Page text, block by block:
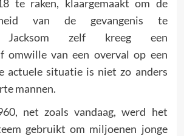
te raken, klaargemaakt om de
van de gevangenis te
Jacksom zelf kreeg een
omwille van een overval op een
actuele situatie is niet zo anders
mannen.
net zoals vandaag, werd het
gebruikt om miljoenen jonge